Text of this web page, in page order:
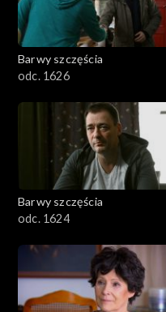
Barwy szczęścia
odc. 1626
Barwy szczęścia
odc. 1624